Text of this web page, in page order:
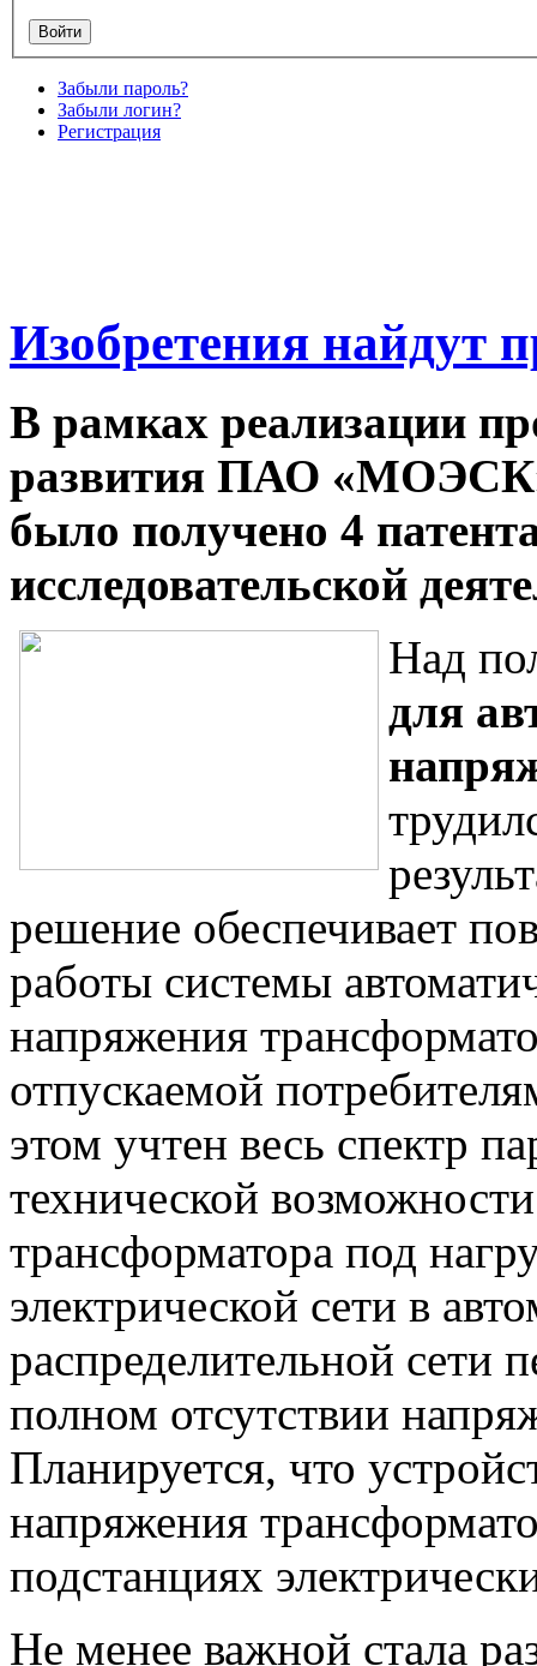
Забыли пароль?
Забыли логин?
Регистрация
Изобретения найдут
В рамках реализации
развития ПАО
было получено 4
исследовательской
Над
для
решение обеспечивает
работы системы
напряжения
отпускаемой
этом учтен весь спектр
технической
трансформатора под
электрической сети в
распределительной сети
полном отсутствии
Планируется, что
напряжения
подстанциях
Не менее важной стала